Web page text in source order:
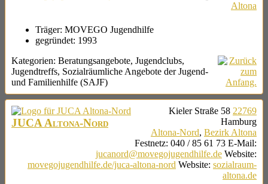
Altona
Träger: MOVEGO Jugendhilfe
gegründet: 1993
Kategorien: Beratungsangebote, Jugendclubs,
Jugendtreffs, Sozialräumliche Angebote der Jugend-
und Familienhilfe (SAJF)
JUCA Altona-Nord
Kieler Straße 58 22769
Hamburg
Altona-Nord, Bezirk Altona
Festnetz: 040 / 85 61 73 E-Mail:
jucanord@movegojugendhilfe.de Website:
movegojugendhilfe.de/juca-altona-nord Website: sozialraum-
altona.de